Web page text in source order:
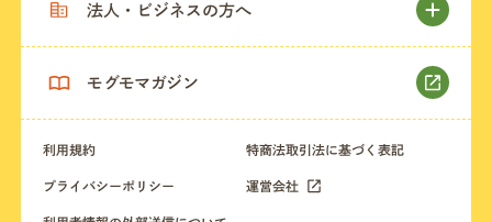
法人・ビジネスの方へ
モグモマガジン
利用規約 特商法取引法に基づく表記
プライバシーポリシー 運営会社